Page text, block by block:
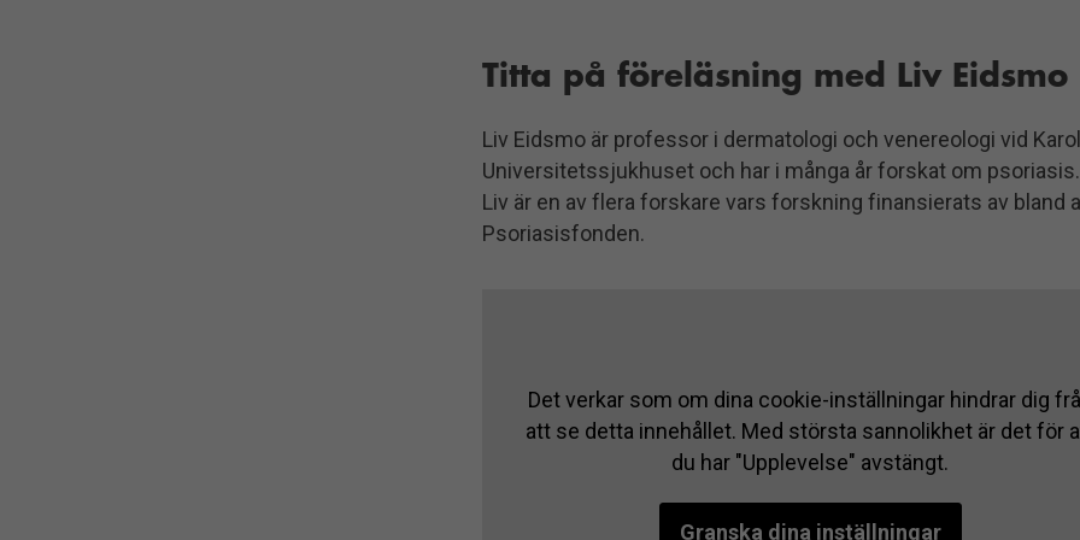
Titta på föreläsning med Liv Eidsmo
Liv Eidsmo är professor i dermatologi och venereologi vid
Universitetssjukhuset och har i många år forskat om psoriasis.
Liv är en av flera forskare vars forskning finansierats av bland
Psoriasisfonden.
Det verkar som om dina cookie-inställningar hindrar dig
att se detta innehållet. Med största sannolikhet är det för
du har "Upplevelse" avstängt.
Granska dina inställningar